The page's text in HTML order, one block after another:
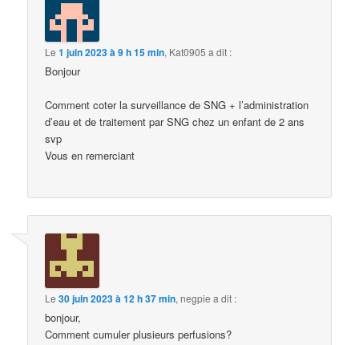
Le1 juin 2023 à 9 h 15 min, Kat0905 a dit :
Bonjour
Comment coter la surveillance de SNG + l’administration
d’eau et de traitement par SNG chez un enfant de 2 ans
svp
Vous en remerciant
Le30 juin 2023 à 12 h 37 min,negpie a dit :
bonjour,
Comment cumuler plusieurs perfusions?